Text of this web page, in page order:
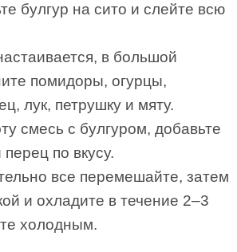
булгур на сито и слейте всю
в большой
помидоры, огурцы,
лук, петрушку и мяту.
смесь с булгуром, добавьте
по вкусу.
все перемешайте, затем
и охладите в течение 2–3
холодным.